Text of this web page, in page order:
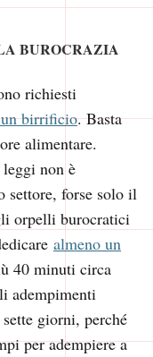
BUROCRAZIA
richiesti
birrificio. Basta
alimentare.
non è
settore, forse solo il
orpelli burocratici
almeno un
40 minuti circa
adempimenti
giorni, perché
per adempiere a